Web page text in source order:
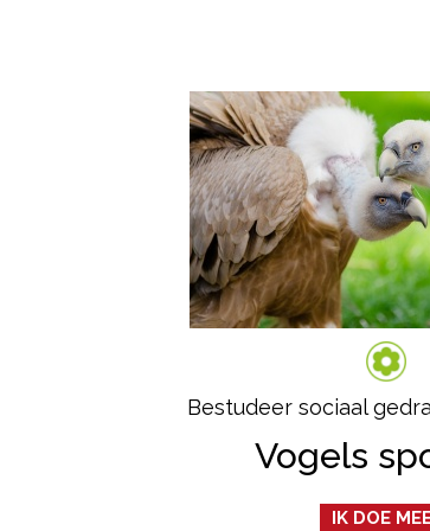
Bestudeer sociaal
Vogels
IK DOE